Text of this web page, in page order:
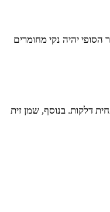
יהיה נקי מחומרים
דלקות. בנוסף, שמן זית